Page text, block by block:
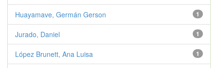
1
Huayamave, Germán Gerson
1
Jurado, Daniel
1
López Brunett, Ana Luisa